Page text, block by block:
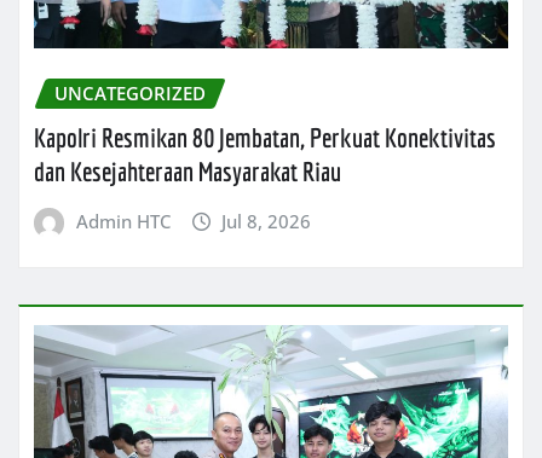
UNCATEGORIZED
Kapolri Resmikan 80 Jembatan, Perkuat Konektivitas
dan Kesejahteraan Masyarakat Riau
Admin HTC Jul 8, 2026